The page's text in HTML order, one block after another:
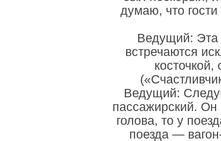
думаю, что
Ведущий: Эта
встречаются
косточкой,
Ведущий:
пассажирский. Он
голова, то у
поезда —